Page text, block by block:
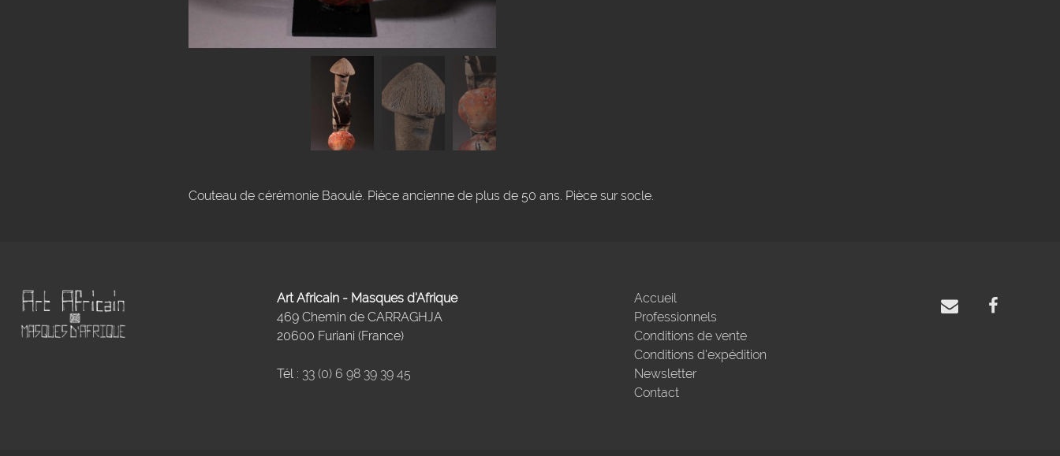
Couteau de cérémonie Baoulé. Pièce ancienne de plus de 50 ans. Pièce sur socle.
Art Africain - Masques d'Afrique
469 Chemin de CARRAGHJA
20600 Furiani (France)
Tél : 33 (0) 6 98 39 39 45
Accueil
Professionnels
Conditions de vente
Conditions d'expédition
Newsletter
Contact